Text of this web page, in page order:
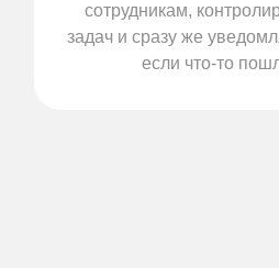
сотрудникам,
задач и сразу же
если что-то